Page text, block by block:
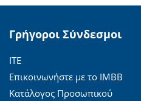
Γρήγοροι Σύνδεσμοι
ΙΤΕ
Επικοινωνήστε με το ΙΜΒΒ
Κατάλογος Προσωπικού